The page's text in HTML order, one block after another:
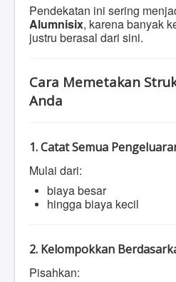
Pendekatan ini sering
Alumnisix, karena banyak
justru berasal dari sini.
Cara Memetakan
Anda
1. Catat Semua
Mulai dari:
biaya besar
hingga biaya kecil
2. Kelompokkan
Pisahkan: